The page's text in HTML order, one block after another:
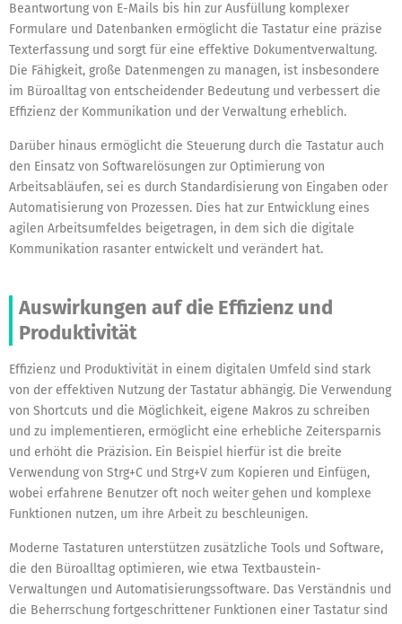
Beantwortung von E-Mails bis hin zur Ausfüllung komplexer
Formulare und Datenbanken ermöglicht die Tastatur eine präzise
Texterfassung und sorgt für eine effektive Dokumentverwaltung.
Die Fähigkeit, große Datenmengen zu managen, ist insbesondere
im Büroalltag von entscheidender Bedeutung und verbessert die
Effizienz der Kommunikation und der Verwaltung erheblich.
Darüber hinaus ermöglicht die Steuerung durch die Tastatur auch
den Einsatz von Softwarelösungen zur Optimierung von
Arbeitsabläufen, sei es durch Standardisierung von Eingaben oder
Automatisierung von Prozessen. Dies hat zur Entwicklung eines
agilen Arbeitsumfeldes beigetragen, in dem sich die digitale
Kommunikation rasanter entwickelt und verändert hat.
Auswirkungen auf die Effizienz und
Produktivität
Effizienz und Produktivität in einem digitalen Umfeld sind stark
von der effektiven Nutzung der Tastatur abhängig. Die Verwendung
von Shortcuts und die Möglichkeit, eigene Makros zu schreiben
und zu implementieren, ermöglicht eine erhebliche Zeitersparnis
und erhöht die Präzision. Ein Beispiel hierfür ist die breite
Verwendung von Strg+C und Strg+V zum Kopieren und Einfügen,
wobei erfahrene Benutzer oft noch weiter gehen und komplexe
Funktionen nutzen, um ihre Arbeit zu beschleunigen.
Moderne Tastaturen unterstützen zusätzliche Tools und Software,
die den Büroalltag optimieren, wie etwa Textbaustein-
Verwaltungen und Automatisierungssoftware. Das Verständnis und
die Beherrschung fortgeschrittener Funktionen einer Tastatur sind